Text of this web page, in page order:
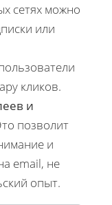
сетях можно
или
кликов.
и
позволит
и
email, не
опыт.